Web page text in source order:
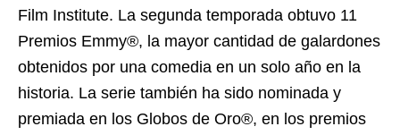
Film Institute. La segunda temporada obtuvo 11
Premios Emmy®, la mayor cantidad de galardones
obtenidos por una comedia en un solo año en la
historia. La serie también ha sido nominada y
premiada en los Globos de Oro®, en los premios